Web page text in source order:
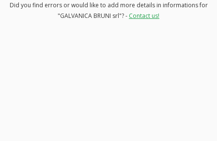
Did you find errors or would like to add more details in informations for
"GALVANICA BRUNI srl"? - Contact us!